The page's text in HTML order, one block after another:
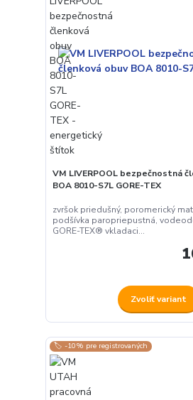
VM LIVERPOOL bezpečnostná
BOA 8010-S7L GORE-TEX
zvršok priedušný, poromerický
podšívka paropriepustná,
GORE-TEX® vkladaci...
Zvoliť variant
🏷️ -10% pre registrovaných